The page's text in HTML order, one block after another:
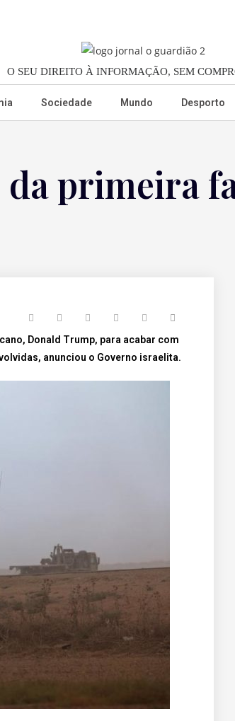
O SEU DIREITO À INFORMAÇÃO, SEM
Sociedade Mundo Desporto
primeira
Donald Trump, para acabar com
anunciou o Governo israelita.